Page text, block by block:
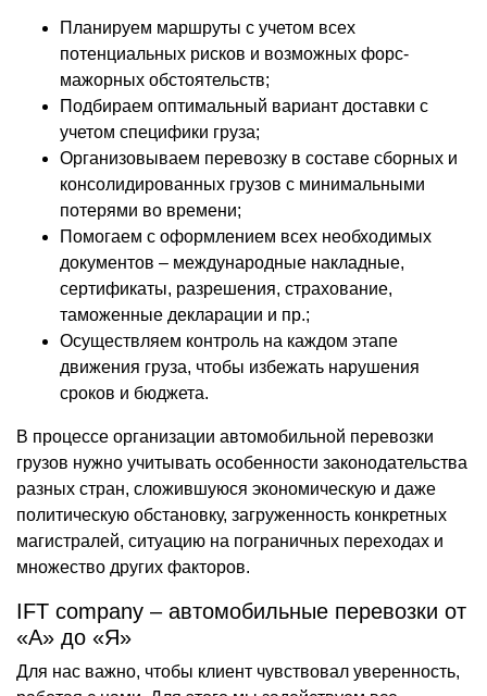
Планируем маршруты с учетом всех
потенциальных рисков и возможных форс-
мажорных обстоятельств;
Подбираем оптимальный вариант доставки с
учетом специфики груза;
Организовываем перевозку в составе сборных и
консолидированных грузов с минимальными
потерями во времени;
Помогаем с оформлением всех необходимых
документов – международные накладные,
сертификаты, разрешения, страхование,
таможенные декларации и пр.;
Осуществляем контроль на каждом этапе
движения груза, чтобы избежать нарушения
сроков и бюджета.
В процессе организации автомобильной перевозки
грузов нужно учитывать особенности законодательства
разных стран, сложившуюся экономическую и даже
политическую обстановку, загруженность конкретных
магистралей, ситуацию на пограничных переходах и
множество других факторов.
IFT company – автомобильные перевозки от
«А» до «Я»
Для нас важно, чтобы клиент чувствовал уверенность,